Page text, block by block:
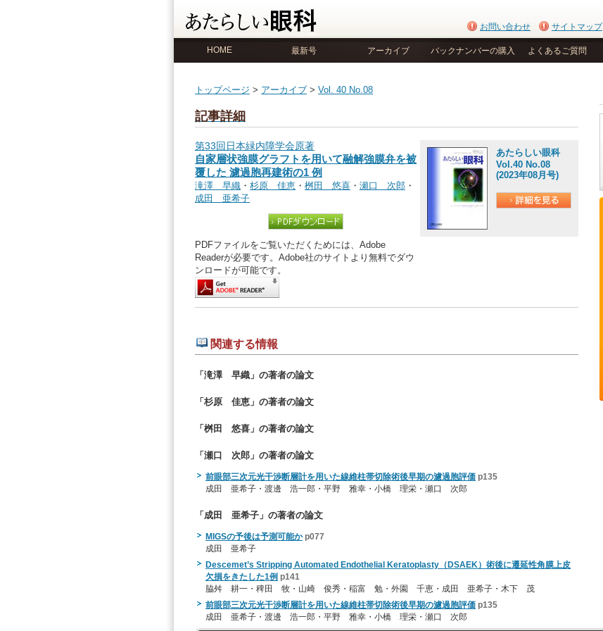
お問い合わせ サイトマップ
HOME 最新号 アーカイブ バックナンバーの購入 よくあるご質問
トップページ > アーカイブ > Vol. 40 No.08
記事詳細
あたらしい眼科
Vol.40 No.08
(2023年08月号)
第33回日本緑内障学会原著
自家層状強膜グラフトを用いて融解強膜弁を被
覆した 濾過胞再建術の1 例
滝澤 早織 ・ 杉原 佳恵 ・ 桝田 悠喜 ・ 瀬口 次郎 ・
成田 亜希子
PDFファイルをご覧いただくためには、Adobe
Readerが必要です。Adobe社のサイトより無料でダウ
ンロードが可能です。
関連する情報
「滝澤 早織」の著者の論文
「杉原 佳恵」の著者の論文
「桝田 悠喜」の著者の論文
「瀬口 次郎」の著者の論文
前眼部三次元光干渉断層計を用いた線維柱帯切除術後早期の濾過胞評価 p135
成田 亜希子・渡邊 浩一郎・平野 雅幸・小橋 理栄・瀬口 次郎
「成田 亜希子」の著者の論文
MIGSの予後は予測可能か p077
成田 亜希子
Descemet’s Stripping Automated Endothelial Keratoplasty（DSAEK）術後に遷延性角膜上皮
欠損をきたした1例 p141
脇舛 耕一・稗田 牧・山崎 俊秀・稲富 勉・外園 千恵・成田 亜希子・木下 茂
前眼部三次元光干渉断層計を用いた線維柱帯切除術後早期の濾過胞評価 p135
成田 亜希子・渡邊 浩一郎・平野 雅幸・小橋 理栄・瀬口 次郎